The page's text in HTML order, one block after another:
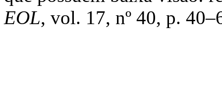
EOL, vol. 17, nº 40, p.